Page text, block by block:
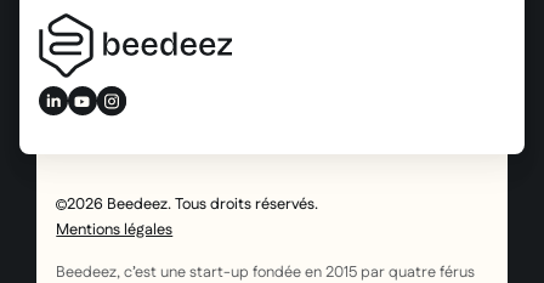
2026 Beedeez. Tous droits réservés.
Mentions légales
Beedeez, c’est une start-up fondée en 2015 par quatre férus